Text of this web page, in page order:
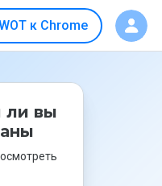
к Chrome
ли вы